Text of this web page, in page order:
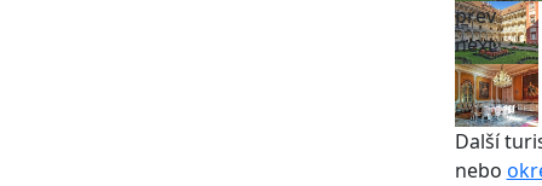
prev
next
Další
nebo